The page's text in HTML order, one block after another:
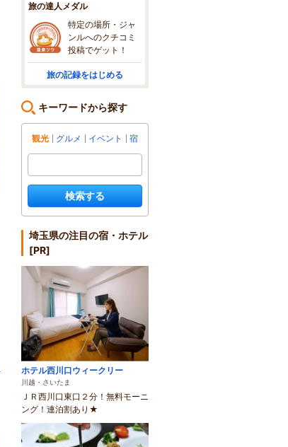
旅の達人メダル
特定の場所・ジャ
ンルへのクチコミ
投稿でゲット！
旅の記録をはじめる
キーワードから探す
観光 グルメ イベント 宿
検索する
埼玉県の注目の宿・ホテル
[PR]
ホテル西川口ウィークリー
川越・さいたま
ＪＲ西川口東口２分！無料モーニ
ング！連泊割あり★